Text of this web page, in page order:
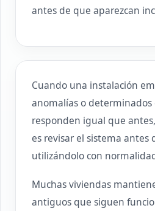
antes de que aparezcan
Cuando una instalación
anomalías o
responden igual que
es revisar el sistema antes
utilizándolo con
Muchas viviendas
antiguos que siguen